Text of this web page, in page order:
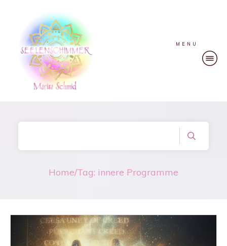
MENU
Home/Tag: innere Programme